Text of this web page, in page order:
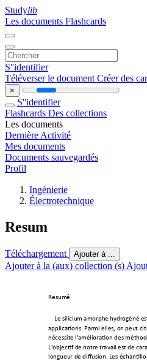
Studylib
Les documents Flashcards
S''identifier
Téléverser le document Créer des
×
S''identifier
Flashcards Des collections
Les documents
Dernière Activité
Mes documents
Documents sauvegardés
Profil
Ingénierie
Électrotechnique
Resum
Téléchargement Ajouter à ...
Ajouter à la (aux) collection (s)
Resumé
Le silicium amorphe hydrogéné
applications. Parmi elles, on peut
nécessite l'amélioration des méthod
L'objectif de notre travail est de
longueur de diffusion. Les